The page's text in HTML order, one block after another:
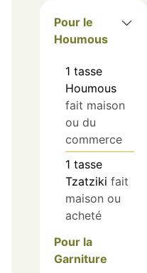
Pour le
Houmous
1 tasse
Houmous
fait maison
ou du
commerce
1 tasse
Tzatziki fait
maison ou
acheté
Pour la
Garniture